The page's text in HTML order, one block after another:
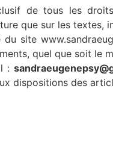
de tous les
que sur les textes,
site
quel que soit le
:
dispositions des